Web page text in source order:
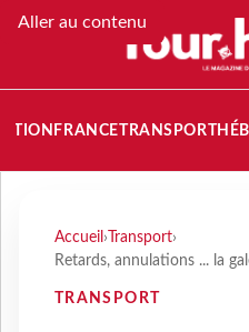
Aller au contenu
FRANCETRANSPORT
Accueil › Transport›
Retards, annulations ... la
TRANSPORT